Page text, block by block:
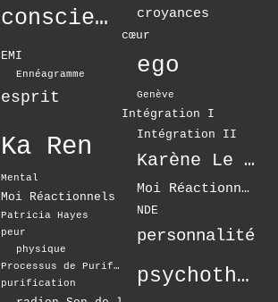
conscience croyances
cœur
ego
EMI
Ennéagramme
esprit Genève
Intégration I
Intégration II
Ka Ren Karène Le Drian
Mental
Moi Réactionnel
Moi Réactionnels
NDE
Patricia Hayes
personnalité
peur
physique
Processus de Purification
psychothérapie
purification